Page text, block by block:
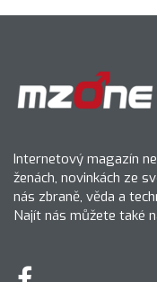
Internetový magazín
ženách, novinkách ze
nás zbraně, věda a
Najít nás můžete také